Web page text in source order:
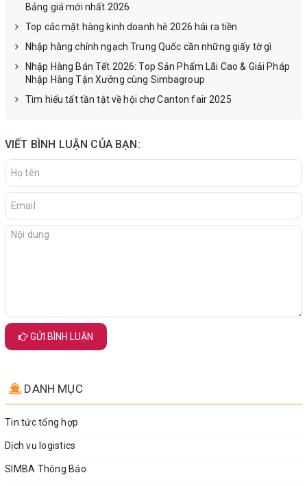
Bảng giá mới nhất 2026
Top các mặt hàng kinh doanh hè 2026 hái ra tiền
Nhập hàng chính ngạch Trung Quốc cần những giấy tờ gì
Nhập Hàng Bán Tết 2026: Top Sản Phẩm Lãi Cao & Giải Pháp
Nhập Hàng Tận Xưởng cùng Simbagroup
Tìm hiểu tất tần tật về hội chợ Canton fair 2025
VIẾT BÌNH LUẬN CỦA BẠN:
GỬI BÌNH LUẬN
DANH MỤC
Tin tức tổng hợp
Dịch vụ logistics
SIMBA Thông Báo